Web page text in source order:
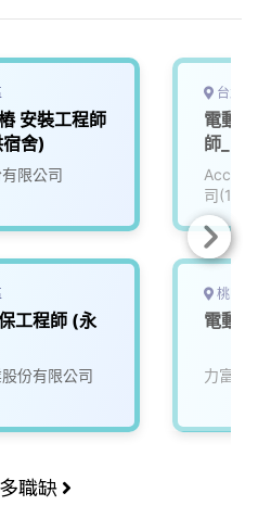
安裝工程師
舍)
限公司
工程師 (永
份有限公司
台北
電動
師_電
司
桃園
電動
力富得
職缺